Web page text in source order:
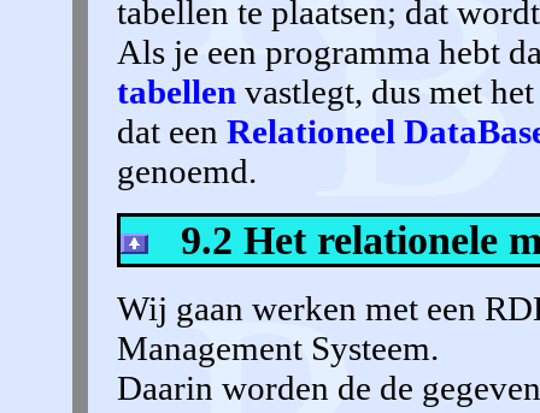
tabellen te plaatsen; dat
Als je een programma hebt
tabellen vastlegt, dus met
dat een Relationeel
genoemd.
9.2 Het relationele
Wij gaan werken met een
Management Systeem.
Daarin worden de de